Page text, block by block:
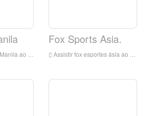
Manila Assista ao vivo TV de Filipinas
Fox Sports Asia.
Assistir fox esportes ásia ao vivo on-line, fox esportes Ásia HD Live streaming, Fox Sports Asia assistir TV ao vivo de Filipinas